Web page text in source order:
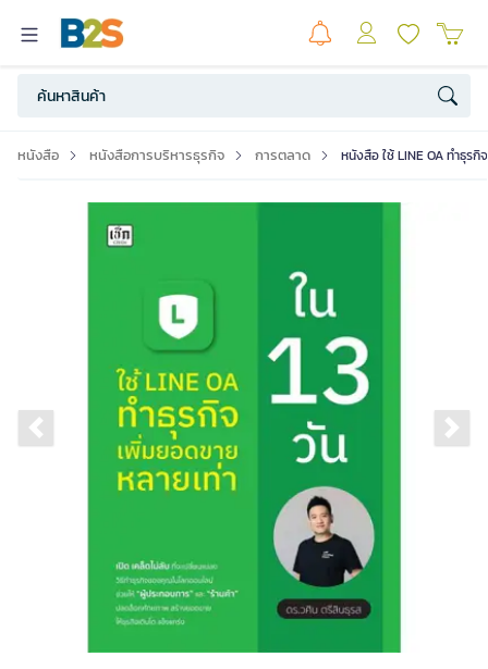
หนังสือ หนังสือการบริหารธุรกิจ การตลาด หนังสือ ใช้ LINE OA ทำธุร
Previous slide